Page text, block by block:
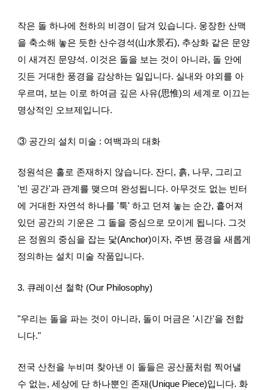
작은 돌 하나에 천하의 비경이 담겨 있습니다. 웅장한 산맥
을 축소해 놓은 듯한 산수경석(山水景石), 추상화 같은 문양
이 새겨진 문양석. 이것은 돌을 보는 것이 아니라, 돌 안에
깃든 거대한 풍경을 감상하는 일입니다. 실내와 야외를 아
우르며, 보는 이로 하여금 깊은 사유(思惟)의 세계로 이끄는
명상적인 오브제입니다.
③ 공간의 설치 미술 : 여백과의 대화
정원석은 홀로 존재하지 않습니다. 잔디, 흙, 나무, 그리고
'빈 공간'과 관계를 맺으며 완성됩니다. 아무것도 없는 빈터
에 거대한 자연석 하나를 '툭' 하고 던져 놓는 순간, 흩어져
있던 공간의 기운은 그 돌을 중심으로 모이게 됩니다. 그것
은 정원의 중심을 잡는 닻(Anchor)이자, 주변 풍경을 새롭게
정의하는 설치 미술 작품입니다.
3. 큐레이션 철학 (Our Philosophy)
"우리는 돌을 파는 것이 아니라, 돌이 머금은 '시간'을 전합
니다."
전국 산천을 누비며 찾아낸 이 돌들은 공산품처럼 찍어낼
수 없는, 세상에 단 하나뿐인 존재(Unique Piece)입니다. 화